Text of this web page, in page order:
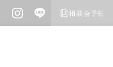
相談会予約